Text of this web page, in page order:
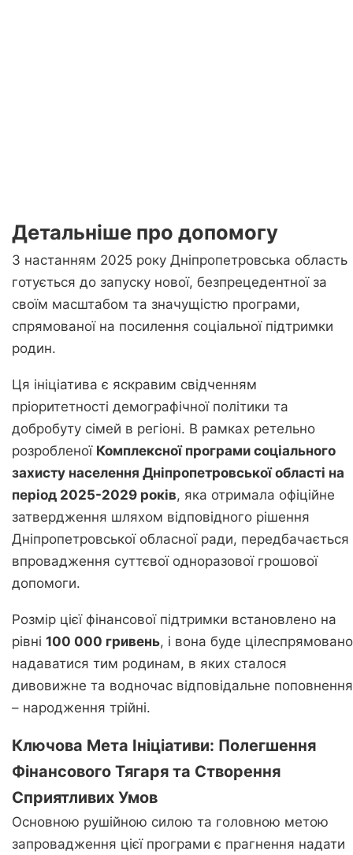
Детальніше про допомогу
З настанням 2025 року Дніпропетровська область
готується до запуску нової, безпрецедентної за
своїм масштабом та значущістю програми,
спрямованої на посилення соціальної підтримки
родин.
Ця ініціатива є яскравим свідченням
пріоритетності демографічної політики та
добробуту сімей в регіоні. В рамках ретельно
розробленої Комплексної програми соціального
захисту населення Дніпропетровської області на
період 2025-2029 років, яка отримала офіційне
затвердження шляхом відповідного рішення
Дніпропетровської обласної ради, передбачається
впровадження суттєвої одноразової грошової
допомоги.
Розмір цієї фінансової підтримки встановлено на
рівні 100 000 гривень, і вона буде цілеспрямовано
надаватися тим родинам, в яких сталося
дивовижне та водночас відповідальне поповнення
– народження трійні.
Ключова Мета Ініціативи: Полегшення
Фінансового Тягаря та Створення
Сприятливих Умов
Основною рушійною силою та головною метою
запровадження цієї програми є прагнення надати